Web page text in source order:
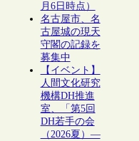
月6日時点）
名古屋市、名
古屋城の現天
守閣の記録を
募集中
【イベント】
人間文化研究
機構DH推進
室、「第5回
DH若手の会
（2026夏）―